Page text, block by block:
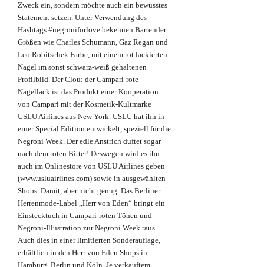
Zweck ein, sondern möchte auch ein bewusstes
Statement setzen. Unter Verwendung des
Hashtags #negroniforlove bekennen Bartender
Größen wie Charles Schumann, Gaz Regan und
Leo Robitschek Farbe, mit einem rot lackierten
Nagel im sonst schwarz-weiß gehaltenen
Profilbild. Der Clou: der Campari-rote
Nagellack ist das Produkt einer Kooperation
von Campari mit der Kosmetik-Kultmarke
USLU Airlines aus New York. USLU hat ihn in
einer Special Edition entwickelt, speziell für die
Negroni Week. Der edle Anstrich duftet sogar
nach dem roten Bitter! Deswegen wird es ihn
auch im Onlinestore von USLU Airlines geben
(www.usluairlines.com) sowie in ausgewählten
Shops. Damit, aber nicht genug. Das Berliner
Herrenmode-Label „Herr von Eden“ bringt ein
Einstecktuch in Campari-roten Tönen und
Negroni-Illustration zur Negroni Week raus.
Auch dies in einer limitierten Sonderauflage,
erhältlich in den Herr von Eden Shops in
Hamburg, Berlin und Köln. Je verkauftem